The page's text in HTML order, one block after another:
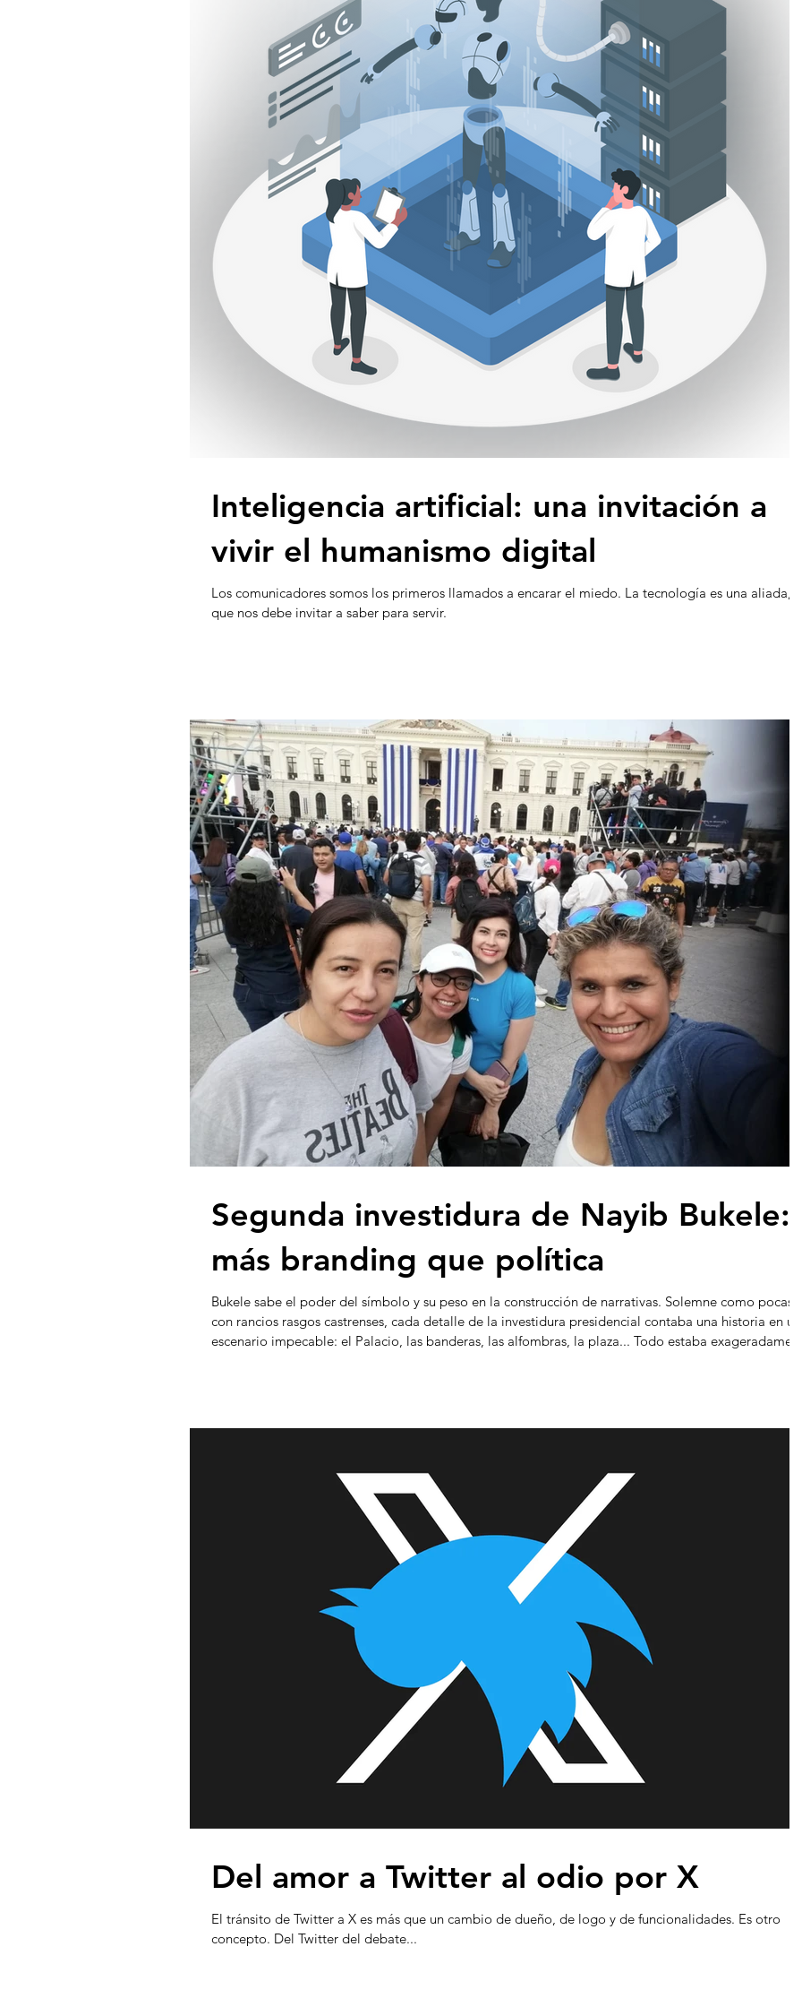
Inteligencia artificial: una invitación a
vivir el humanismo digital
Los comunicadores somos los primeros llamados a encarar el miedo. La tecnología es una aliada,
que nos debe invitar a saber para servir.
Segunda investidura de Nayib Bukele:
más branding que política
Bukele sabe el poder del símbolo y su peso en la construcción de narrativas. Solemne como pocas y
con rancios rasgos castrenses, cada detalle de la investidura presidencial contaba una historia en un
escenario impecable: el Palacio, las banderas, las alfombras, la plaza... Todo estaba
Del amor a Twitter al odio por X
El tránsito de Twitter a X es más que un cambio de dueño, de logo y de funcionalidades. Es otro
concepto. Del Twitter del debate...